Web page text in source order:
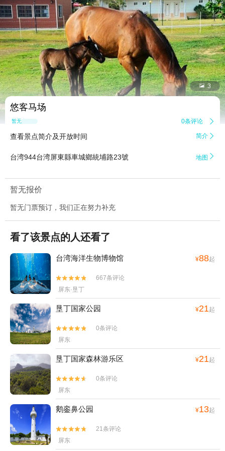
 3
悠客马场
暂无点评 0条评论 
查看景点简介及开放时间 简介 
台湾944台湾屏東縣車城鄉統埔路23號 ‎ 地图 
暂无报价
暂无门票预订，我们正在努力补充
看了该景点的人还看了
台湾海洋生物博物馆 ¥88起


667条评论
屏东·垦丁
垦丁国家公园 ¥21起


0条评论
屏东
垦丁国家森林游乐区 ¥21起


0条评论
屏东
鹅銮鼻公园 ¥13起


21条评论
屏东
